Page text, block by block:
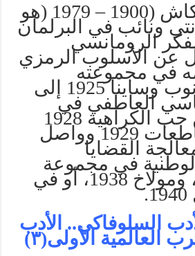
طور إميل لوكاش (1900 – 1979 (هو
ونائب في البرلمان
الرومانسي
عن الأسلوب الرمزي
في مجموعته
الشعرية الدانوب وساينا 1925 إلى
العاطفي في
مجموعة: عن حب الكراهية 1928
ومجموعة تقاطعات 1929 وواصل
القضايا
في مجموعة
اكسلير 1934، ومولاخ 1938، أو في
السلوفاكي.. الأدب
العالمية الأولى(٣)